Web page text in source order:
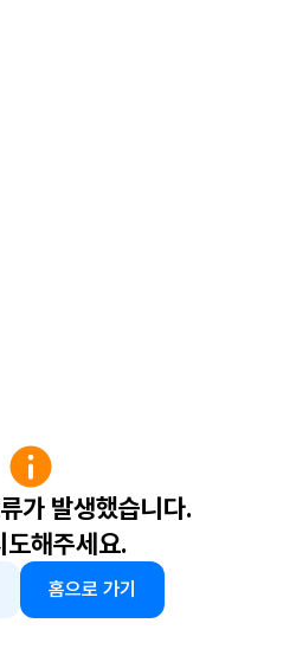
가 발생했습니다.
도해주세요.
홈으로 가기